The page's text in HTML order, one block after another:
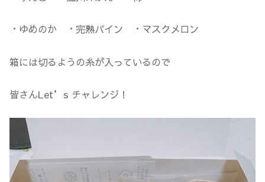
・ゆめのか ・完熟パイン ・マスクメロン
箱には切るようの糸が入っているので
皆さんLet’s チャレンジ！